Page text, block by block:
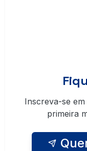
Inscreva-se
primeira